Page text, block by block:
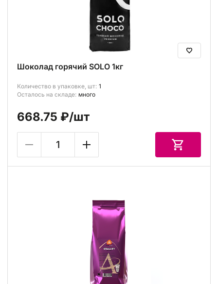
Шоколад горячий SOLO 1кг
Количество в упаковке, шт: 1
Осталось на складе: много
668.75 ₽/шт